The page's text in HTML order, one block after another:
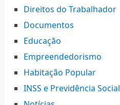
Direitos do Trabalhador
Documentos
Educação
Empreendedorismo
Habitação Popular
INSS e Previdência Social